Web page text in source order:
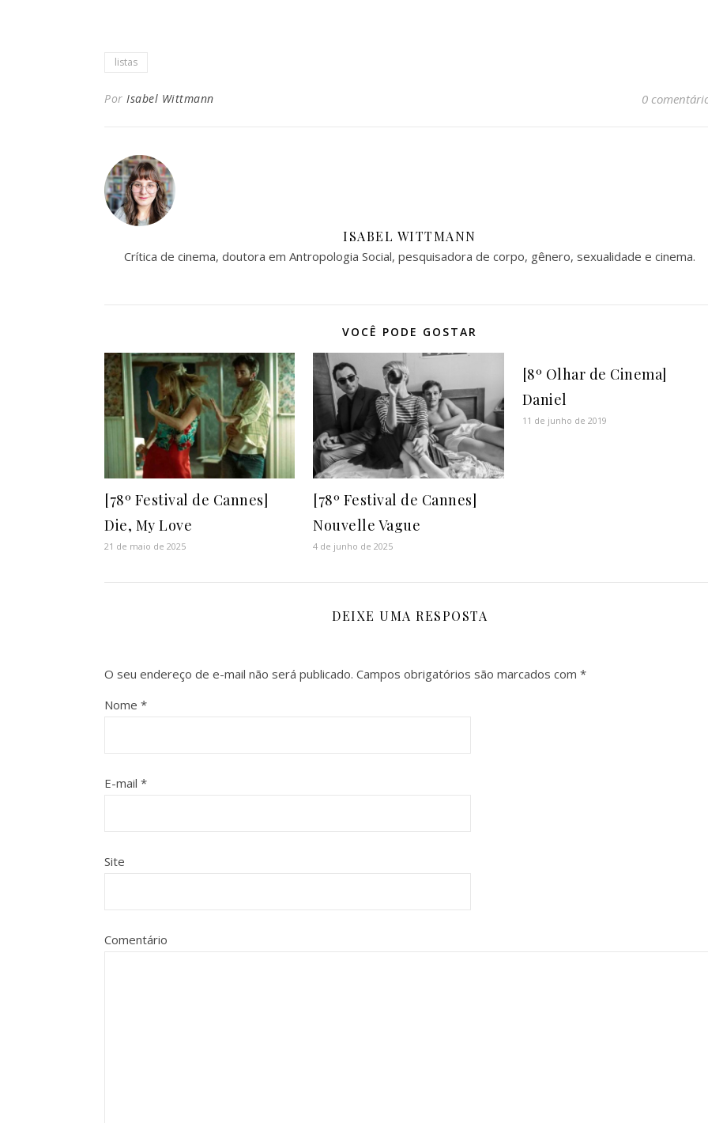
listas
Por Isabel Wittmann 0
ISABEL WITTMANN
Crítica de cinema, doutora em Antropologia Social, pesquisadora de corpo, gênero, sexualidade e cinema.
VOCÊ PODE GOSTAR
[78º Festival de Cannes]
Die, My Love
21 de maio de 2025
[78º Festival de Cannes]
Nouvelle Vague
4 de junho de 2025
[8º Olhar de Cinema]
Daniel
11 de junho de 2019
DEIXE UMA RESPOSTA
O seu endereço de e-mail não será publicado. Campos obrigatórios são marcados com *
Nome *
E-mail *
Site
Comentário